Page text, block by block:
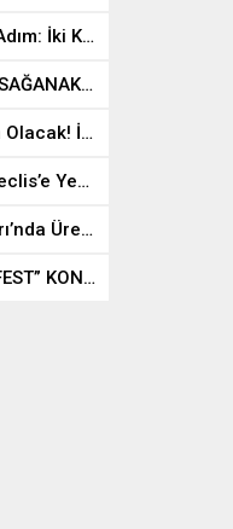
Sel ve Fırtına Sonrası Kritik Adım: İki Kente 150 Milyon TL’lik Acil Destek
GAZİANTEP’TE HORTUM VE SAĞANAK YIKIM GETİRDİ: “DEPREMDE BİLE BU KADAR ETKİLENMEDİK”
Gaziantep’te Ulaşım Bedava Olacak! İşte Ücretsiz Olan Hatlar…
Polislere 60 Yaş Müjdesi: Meclis’e Yeni Kanun Teklifi Sunuldu!
Çimko, Şanlıurfa İnşaat Fuarı’nda Üretim Gücünü Sergiledi
EĞİTİM-BİR-SEN’DEN “MANİFEST” KONSERİNE İPTAL ÇAĞRISI